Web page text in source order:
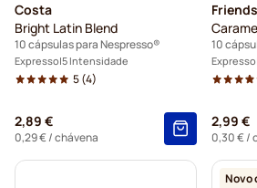
Costa
Bright Latin Blend
10 cápsulas para Nespresso®
Expresso 5 Intensidade
5(4)
2,89 €
0,29 €/ chávena
Friends
10
Expresso
2,99 €
0,30 €/
Novo